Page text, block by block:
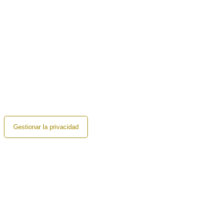
Gestionar la privacidad